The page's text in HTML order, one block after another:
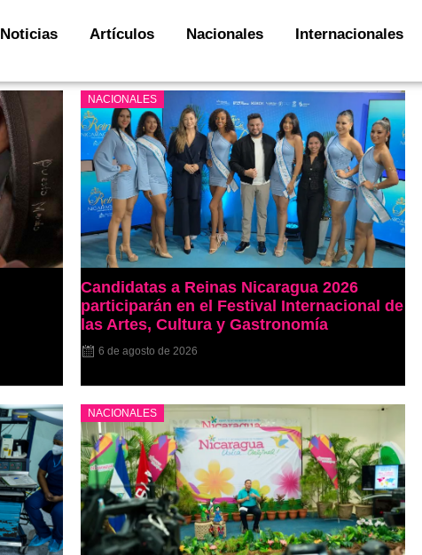
Noticias Artículos Nacionales Internacionales
NACIONALES
Candidatas a Reinas Nicaragua 2026
participarán en el Festival Internacional de
las Artes, Cultura y Gastronomía
6 de agosto de 2026
NACIONALES